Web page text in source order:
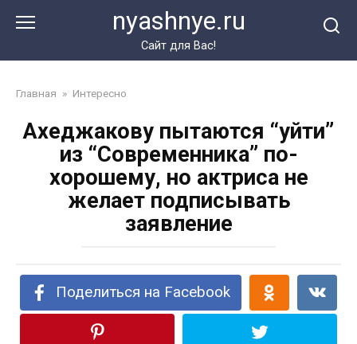
nyashnye.ru
Сайт для Вас!
Главная » Интересно
Ахеджакову пытаются “уйти”
из “Современника” по-
хорошему, но актриса не
желает подписывать
заявление
Поделиться на Facebook